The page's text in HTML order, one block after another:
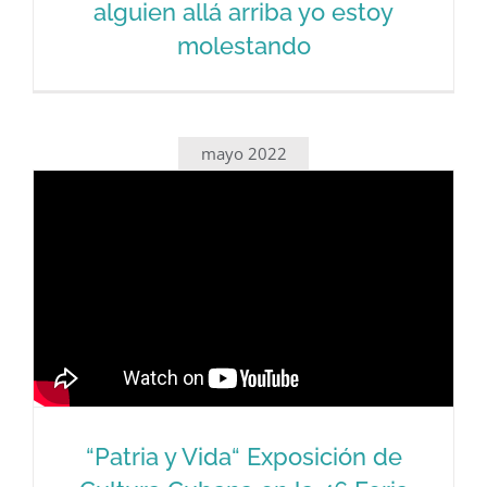
alguien allá arriba yo estoy
molestando
mayo 2022
“Patria y Vida“ Exposición de